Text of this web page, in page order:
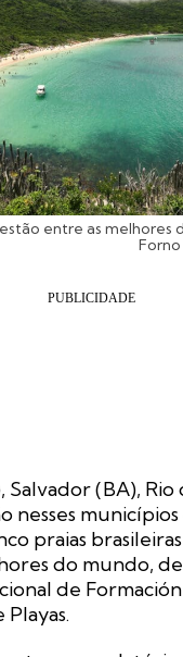
entre as melhores
Salvador (BA), Rio
nesses
praias
do mundo,
de